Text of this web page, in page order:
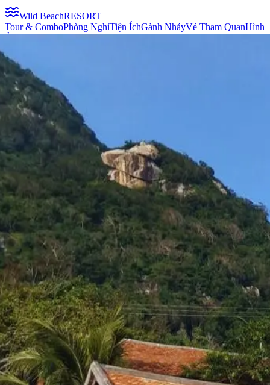
Wild BeachRESORT
Tour & ComboPhòng NghỉTiện ÍchGành NhảyVé Tham QuanHình
ẢnhBlogLiên Hệ